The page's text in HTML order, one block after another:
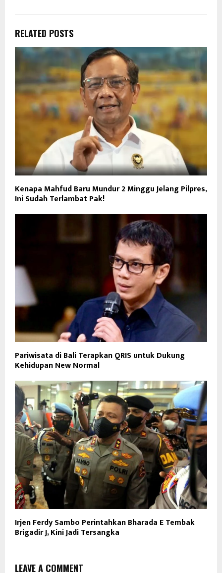
RELATED POSTS
Kenapa Mahfud Baru Mundur 2 Minggu Jelang Pilpres,
Ini Sudah Terlambat Pak!
Pariwisata di Bali Terapkan QRIS untuk Dukung
Kehidupan New Normal
Irjen Ferdy Sambo Perintahkan Bharada E Tembak
Brigadir J, Kini Jadi Tersangka
LEAVE A COMMENT